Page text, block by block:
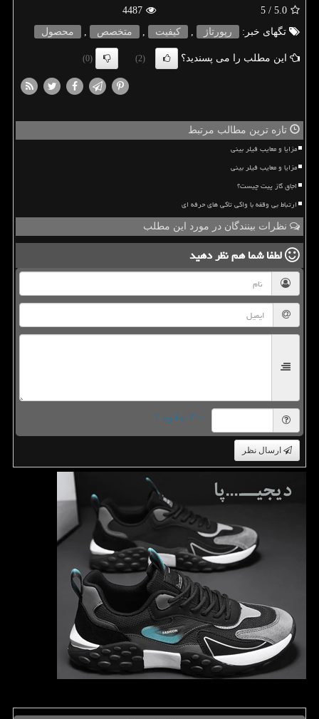
5.0
/ 5
4487
تگهای خبر:
رپورتاژ , كیفیت , متخصص , محصول
این مطلب را می پسندید؟ (2)
(0)
تازه ترین مطالب مرتبط
مزایا و معایب فیلر بینی
مزایا و معایب فیلر بینی
اجاق گاز پیت چیست؟
ارتباط بی وقفه با واکی تاکی های حرفه ای
نظرات بینندگان در مورد این مطلب
لطفا شما همنظر دهید
= ۳ بعلاوه ۳
ارسال نظر